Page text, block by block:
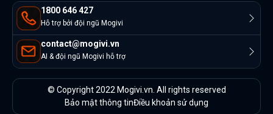
1800 646 427
Hỗ trợ bởi đội ngũ Mogivi
contact@mogivi.vn
AI & đội ngũ Mogivi hỗ trợ
© Copyright 2022 Mogivi.vn. All rights reserved
Bảo mật thông tinĐiều khoản sử dụng